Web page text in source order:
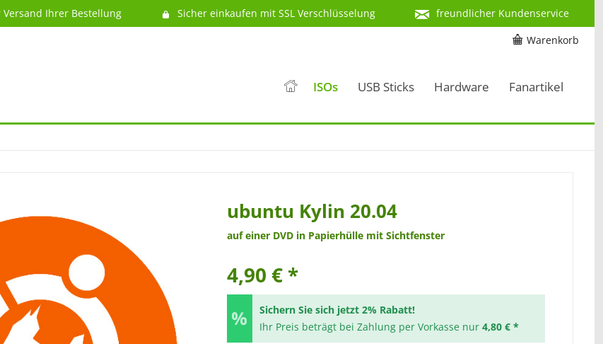
Ihrer Bestellung Sicher einkaufen mit SSL Verschlüsselung
freundlicher Kundenservice
Warenkorb
ISOs USB Sticks Hardware Fanartikel
ubuntu Kylin 20.04
auf einer DVD in Papierhülle mit Sichtfenster
4,90 € *
Sichern Sie sich jetzt 2% Rabatt!
Ihr Preis beträgt bei Zahlung per Vorkasse nur 4,80 € *